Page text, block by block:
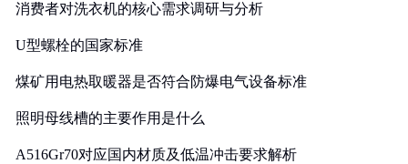
消费者对洗衣机的核心需求调研与分析
U型螺栓的国家标准
煤矿用电热取暖器是否符合防爆电气设备标准
照明母线槽的主要作用是什么
A516Gr70对应国内材质及低温冲击要求解析